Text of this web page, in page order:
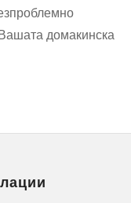
домакинска